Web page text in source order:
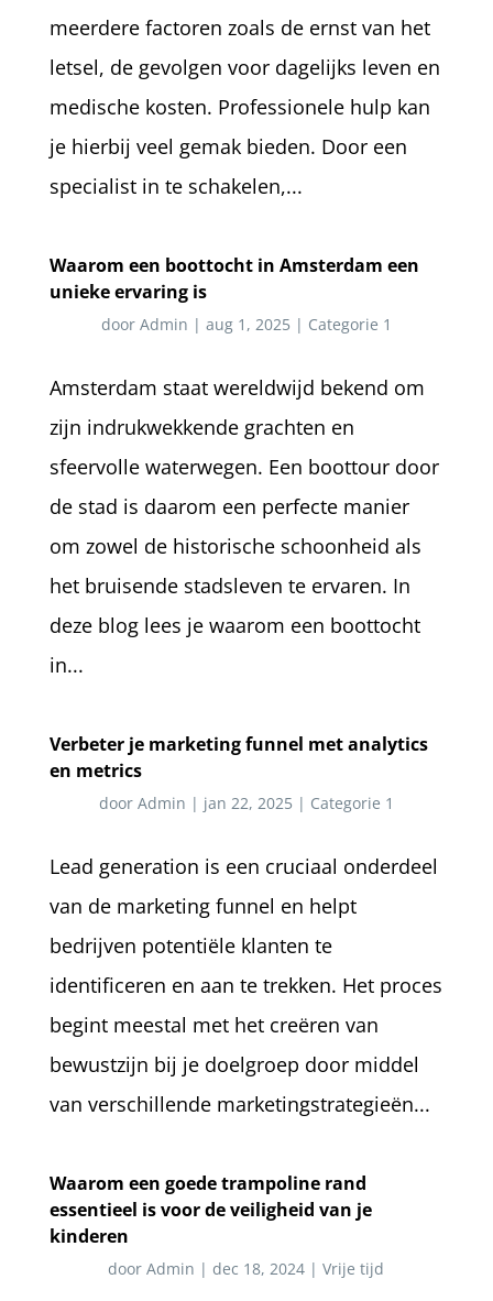
meerdere factoren zoals de ernst van het
letsel, de gevolgen voor dagelijks leven en
medische kosten. Professionele hulp kan
je hierbij veel gemak bieden. Door een
specialist in te schakelen,...
Waarom een boottocht in Amsterdam een
unieke ervaring is
door Admin | aug 1, 2025 | Categorie 1
Amsterdam staat wereldwijd bekend om
zijn indrukwekkende grachten en
sfeervolle waterwegen. Een boottour door
de stad is daarom een perfecte manier
om zowel de historische schoonheid als
het bruisende stadsleven te ervaren. In
deze blog lees je waarom een boottocht
in...
Verbeter je marketing funnel met analytics
en metrics
door Admin | jan 22, 2025 | Categorie 1
Lead generation is een cruciaal onderdeel
van de marketing funnel en helpt
bedrijven potentiële klanten te
identificeren en aan te trekken. Het proces
begint meestal met het creëren van
bewustzijn bij je doelgroep door middel
van verschillende marketingstrategieën...
Waarom een goede trampoline rand
essentieel is voor de veiligheid van je
kinderen
doorAdmin | dec 18, 2024 |Vrije tijd